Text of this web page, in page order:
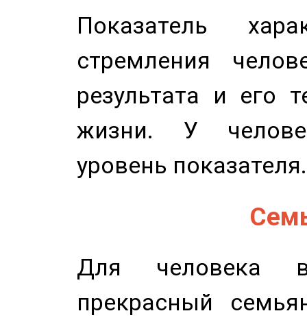
Показатель
стремления
результата и его
жизни. У
уровень показателя.
Для человека
прекрасный